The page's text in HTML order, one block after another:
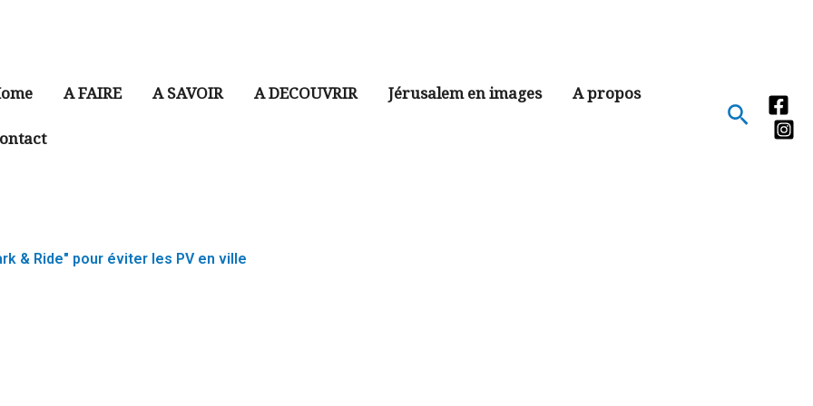
A FAIRE A SAVOIR A DECOUVRIR Jérusalem en images A propos
& Ride" pour éviter les PV en ville